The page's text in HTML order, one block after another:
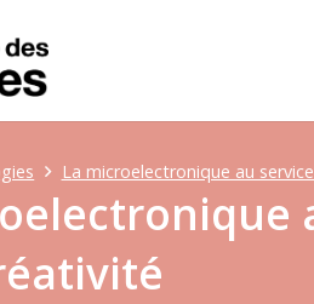
La microelectronique au